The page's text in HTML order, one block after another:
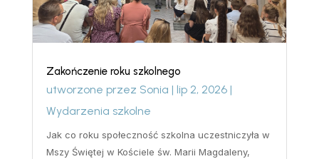
Zakończenie roku szkolnego
utworzone przez Sonia | lip 2, 2026|
Wydarzenia szkolne
Jak co roku społeczność szkolna uczestniczyła w
Mszy Świętej w Kościele św. Marii Magdaleny,